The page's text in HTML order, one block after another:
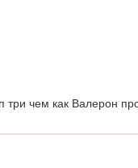
чем как Валерон